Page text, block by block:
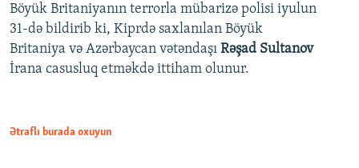
Böyük Britaniyanın terrorla mübarizə polisi iyulun
31-də bildirib ki, Kiprdə saxlanılan Böyük
Britaniya və Azərbaycan vətəndaşı Rəşad Sultanov
İrana casusluq etməkdə ittiham olunur.
Ətraflı burada oxuyun